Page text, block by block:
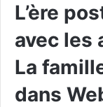
L’ère
avec les
La
dans